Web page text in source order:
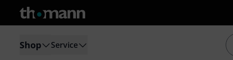
Shop Service